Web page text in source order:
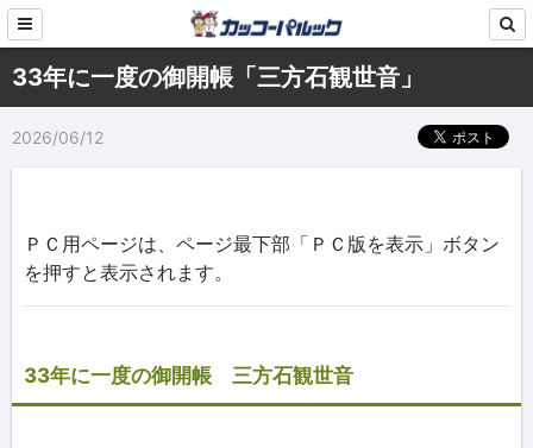
33年に一度の御開帳「三方石観世音」
2026/06/12
ＰＣ用ページは、ページ最下部「ＰＣ版を表示」ボタン
を押すと表示されます。
33年に一度の御開帳 三方石観世音